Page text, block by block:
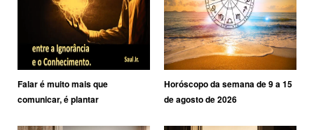
Falar é muito mais que
comunicar, é plantar
Horóscopo da semana de 9 a 15
de agosto de 2026